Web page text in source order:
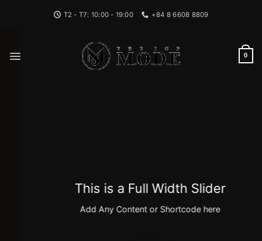
T2 - T7: 10:00 - 19:00 +84 8 6608 8809
0
This is a Full Width Slider
Add Any Content or Shortcode here